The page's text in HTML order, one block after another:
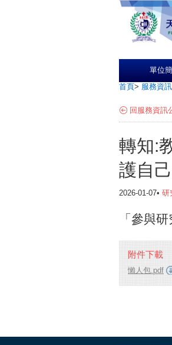
單位
首頁> 服務資
回服務資訊
轉知:
護自
2026-01-07• 研
「參與
附件下載
懶人包.pdf